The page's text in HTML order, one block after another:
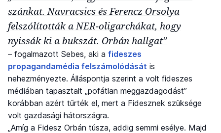
szánkat. Navracsics és Ferencz Orsolya
felszólították a NER-oligarchákat, hogy
nyissák ki a bukszát. Orbán hallgat”
– fogalmazott Sebes, aki a fideszes
propagandamédia felszámolódását is
nehezményezte. Álláspontja szerint a volt fideszes
médiában tapasztalt „pofátlan meggazdagodást”
korábban azért tűrték el, mert a Fidesznek szüksége
volt gazdasági hátországra.
„Amíg a Fidesz Orbán túsza, addig semmi esélye. Majd